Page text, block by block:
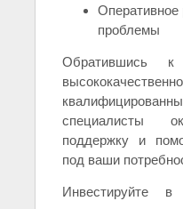
Оперативное
проблемы
Обратившись
специалисты
поддержку и
под ваши
Инвестируйте в